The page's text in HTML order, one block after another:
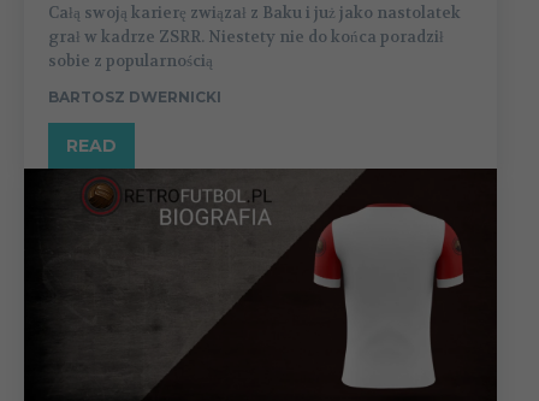
Całą swoją karierę związał z Baku i już jako nastolatek
grał w kadrze ZSRR. Niestety nie do końca poradził
sobie z popularnością
BARTOSZ DWERNICKI
READ